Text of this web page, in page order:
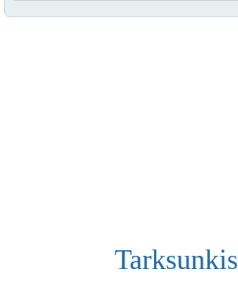
Tarksunkis